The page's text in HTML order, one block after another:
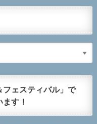
フェスティバル」で
す！